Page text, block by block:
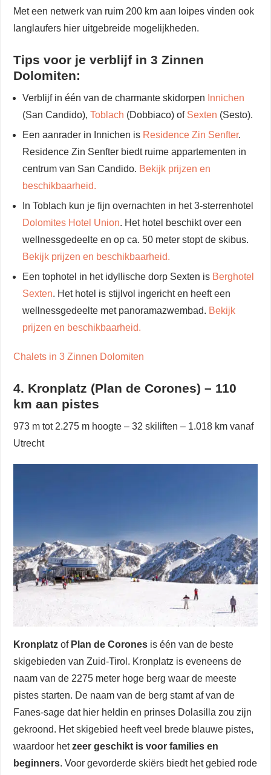
Met een netwerk van ruim 200 km aan loipes vinden ook
langlaufers hier uitgebreide mogelijkheden.
Tips voor je verblijf in 3 Zinnen
Dolomiten:
Verblijf in één van de charmante skidorpen Innichen
(San Candido),Toblach (Dobbiaco) of Sexten (Sesto).
Een aanrader in Innichen is Residence Zin Senfter.
Residence Zin Senfter biedt ruime appartementen in
centrum van San Candido. Bekijk prijzen en
beschikbaarheid.
In Toblach kun je fijn overnachten in het 3-sterrenhotel
Dolomites Hotel Union. Het hotel beschikt over een
wellnessgedeelte en op ca. 50 meter stopt de skibus.
Bekijk prijzen en beschikbaarheid.
Een tophotel in het idyllische dorp Sexten is Berghotel
Sexten. Het hotel is stijlvol ingericht en heeft een
wellnessgedeelte met panoramazwembad. Bekijk
prijzen en beschikbaarheid.
Chalets in 3 Zinnen Dolomiten
4. Kronplatz (Plan de Corones) – 110
km aan pistes
973 m tot 2.275 m hoogte – 32 skiliften – 1.018 km vanaf
Utrecht
Kronplatz ofPlan de Corones is één van de beste
skigebieden van Zuid-Tirol. Kronplatz is eveneens de
naam van de 2275 meter hoge berg waar de meeste
pistes starten. De naam van de berg stamt af van de
Fanes-sage dat hier heldin en prinses Dolasilla zou zijn
gekroond. Het skigebied heeft veel brede blauwe pistes,
waardoor hetzeer geschikt is voor families en
beginners. Voor gevorderde skiërs biedt het gebied rode